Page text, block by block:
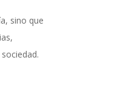
sino que